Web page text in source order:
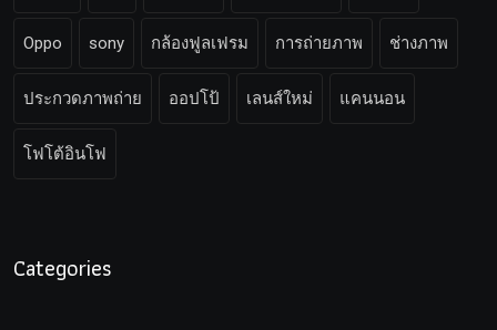
Oppo sony กล้องฟูลเฟรม การถ่ายภาพ ช่างภาพ
ประกวดภาพถ่าย ออปโป้ เลนส์ใหม่ แคนนอน
โฟโต้อินโฟ
Categories